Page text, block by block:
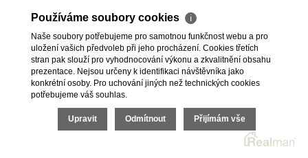
Používáme soubory cookies ℹ
Naše soubory potřebujeme pro samotnou funkčnost webu a pro
uložení vašich předvoleb při jeho procházení. Cookies třetích
stran pak slouží pro vyhodnocování výkonu a zkvalitnění obsahu
prezentace. Nejsou určeny k identifikaci návštěvníka jako
konkrétní osoby. Pro uchování jiných než technických cookies
potřebujeme váš souhlas.
Upravit Odmítnout Přijímám vše